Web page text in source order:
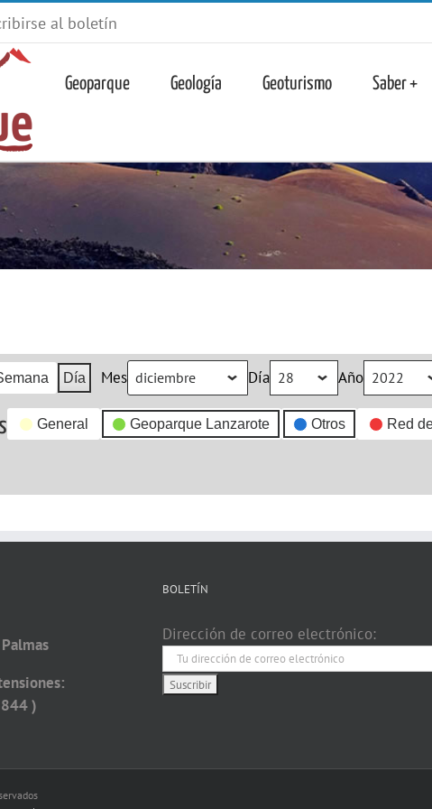
al boletín
Geoparque Geología Geoturismo Saber +
Día Mes Día Año
General Geoparque Lanzarote Otros Red
)
BOLETÍN
Dirección de correo electrónico: